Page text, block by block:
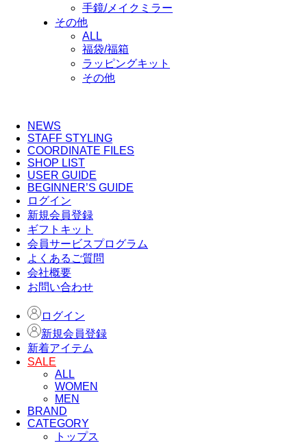
手鏡/メイクミラー
その他
ALL
福袋/福箱
ラッピングキット
その他
NEWS
STAFF STYLING
COORDINATE FILES
SHOP LIST
USER GUIDE
BEGINNER’S GUIDE
ログイン
新規会員登録
ギフトキット
会員サービスプログラム
よくあるご質問
会社概要
お問い合わせ
ログイン
新規会員登録
新着アイテム
SALE
ALL
WOMEN
MEN
BRAND
CATEGORY
トップス